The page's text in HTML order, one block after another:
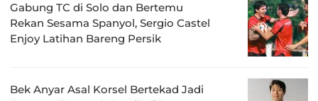
Gabung TC di Solo dan Bertemu
Rekan Sesama Spanyol, Sergio Castel
Enjoy Latihan Bareng Persik
Bek Anyar Asal Korsel Bertekad Jadi